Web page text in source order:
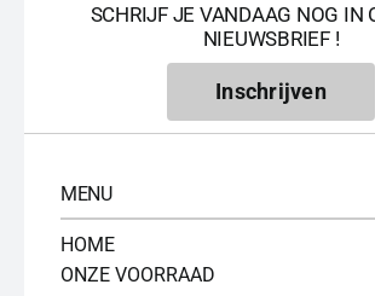
SCHRIJF JE VANDAAG NOG IN
NIEUWSBRIEF !
Inschrijven
MENU
HOME
ONZE VOORRAAD